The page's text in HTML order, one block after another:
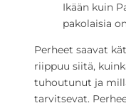
Ikään kuin
pakolaisia
Perheet saavat
riippuu siitä,
tuhoutunut ja
tarvitsevat.